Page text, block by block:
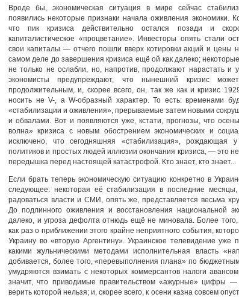
Вроде бы, экономическая ситуация в мире сейчас
появились некоторые признаки начала оживления экономики.
что пик кризиса действительно остался позади и
капиталистическое «процветание». Инвесторы опять стали
свои капиталы — отчего пошли вверх котировки акций и цены
самом деле до завершения кризиса ещё ой как далеко;
не только не ослабли, но, напротив, продолжают нарастать и
экономисты предупреждают, что нынешний кризис
продолжительным, и, скорее всего, он, так же как и кризис
носить не V-, а W-образный характер. То есть: временами
«стабилизации и оживления», прерываемые затем новыми
и обвалами. Вот и появляются уже, кстати, прогнозы, что
волна» кризиса с новым обострением экономических и
исключено, что сегодняшняя «стабилизация», рождающая у
политиков и простых людей иллюзии окончания кризиса, — это
передышка перед настоящей катастрофой. Кто знает, кто знает...
Если брать теперь экономическую ситуацию конкретно в
следующее: некоторая её стабилизация в последние
радоваться власти и СМИ, опять же, представляется весьма
До подлинного оживления и восстановления национальной
далеко, и угроза дефолта отнюдь ещё не миновала. Более того,
как раз о приближении этого крайне неприятного события,
Украину во «вторую Аргентину». Украинское телевидение уже
какими жульническими методами исполнительная власть
добивается, более того, «перевыполнения плана» по
умудряются взимать с некоторых коммерсантов налоги
значит, что приводимые правительством «ажурные» цифры —
верить которой нельзя; и, скорее всего, к осени казна совсем